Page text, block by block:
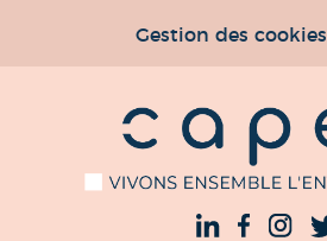
Gestion des cookies